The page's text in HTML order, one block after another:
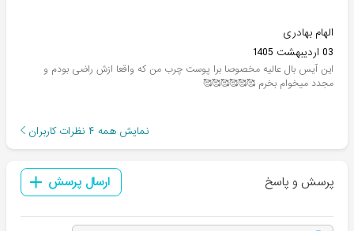
الهام بهادری
03 اردیبهشت 1405
این آیس بال عالیه مخصوصا برا پوست چرب من که واقعا ازش راضی بودم و
مجدد میخوام بخرم 🥰🥰🥰🥰🥰🥰
نمایش همه ۴ نظرات کاربران
پرسش و پاسخ ارسال پرسش